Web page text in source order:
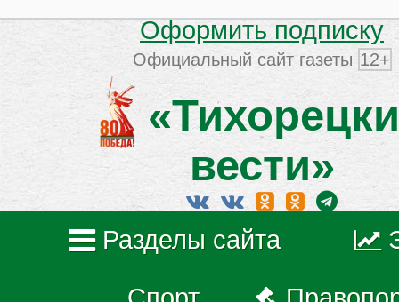
Оформить подписку
Официальный сайт газеты 12+
вести»
Разделы сайта